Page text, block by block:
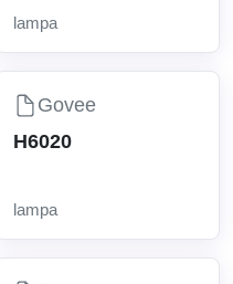
lampa
Govee
H6020
lampa